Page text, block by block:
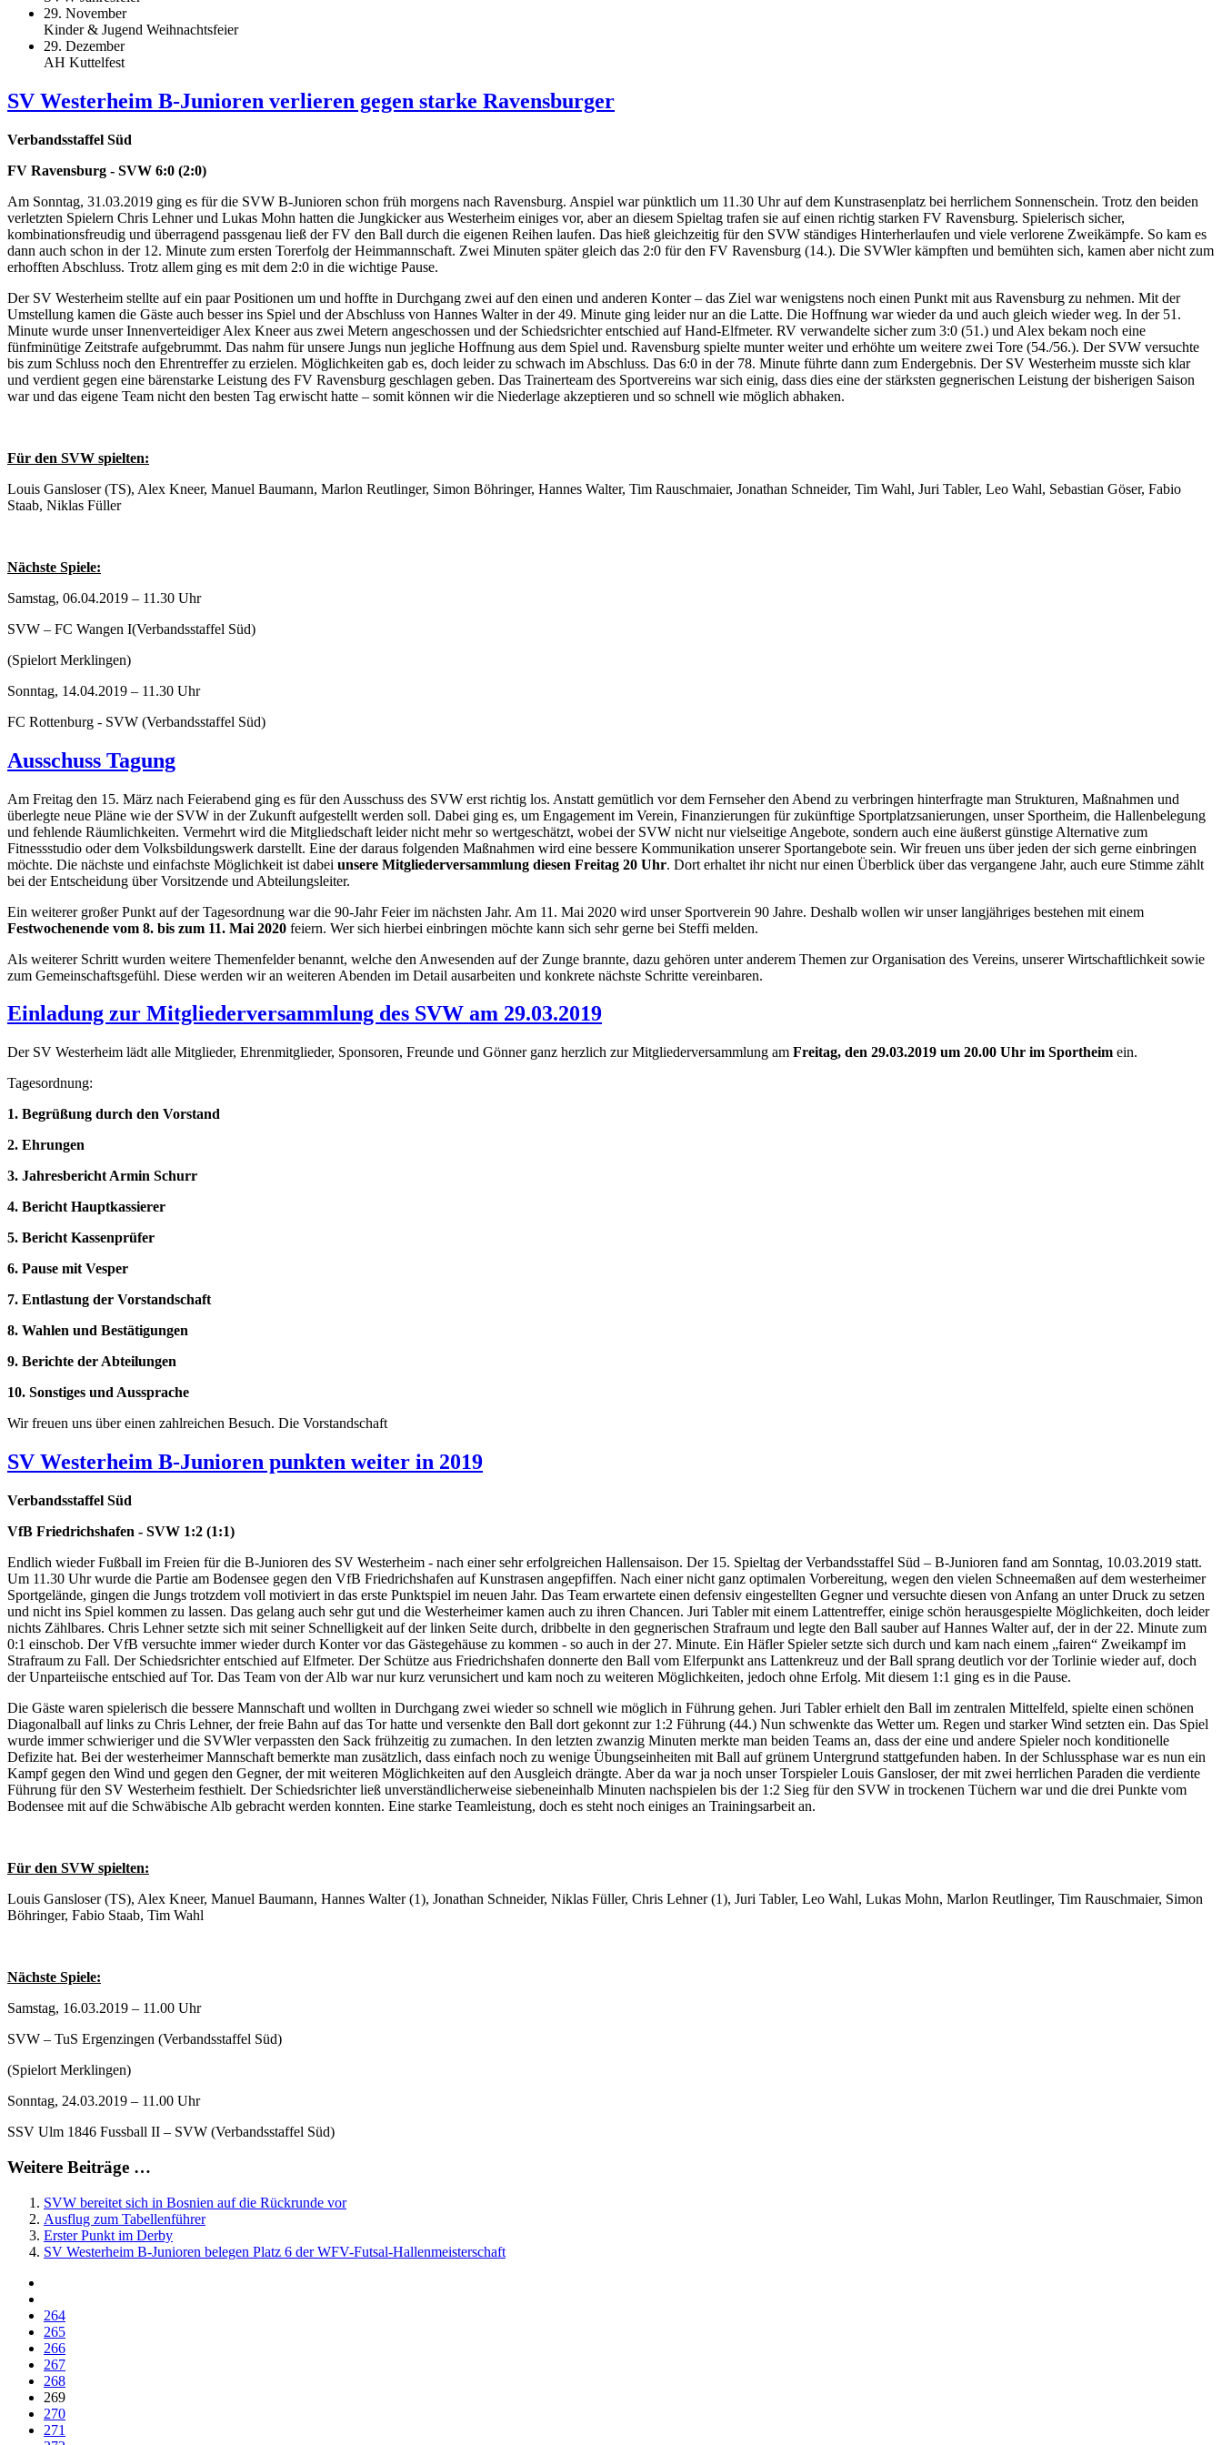
29. November
Kinder & Jugend Weihnachtsfeier
29. Dezember
AH Kuttelfest
SV Westerheim B-Junioren verlieren gegen starke Ravensburger
Verbandsstaffel Süd
FV Ravensburg - SVW 6:0 (2:0)
Am Sonntag, 31.03.2019 ging es für die SVW B-Junioren schon früh morgens nach Ravensburg. Anspiel war pünktlich um 11.30 Uhr auf dem Kunstrasenplatz bei herrlichem Sonnenschein. Trotz den beiden
verletzten Spielern Chris Lehner und Lukas Mohn hatten die Jungkicker aus Westerheim einiges vor, aber an diesem Spieltag trafen sie auf einen richtig starken FV Ravensburg. Spielerisch sicher,
kombinationsfreudig und überragend passgenau ließ der FV den Ball durch die eigenen Reihen laufen. Das hieß gleichzeitig für den SVW ständiges Hinterherlaufen und viele verlorene Zweikämpfe. So kam es
dann auch schon in der 12. Minute zum ersten Torerfolg der Heimmannschaft. Zwei Minuten später gleich das 2:0 für den FV Ravensburg (14.). Die SVWler kämpften und bemühten sich, kamen aber nicht zum
erhofften Abschluss. Trotz allem ging es mit dem 2:0 in die wichtige Pause.
Der SV Westerheim stellte auf ein paar Positionen um und hoffte in Durchgang zwei auf den einen und anderen Konter – das Ziel war wenigstens noch einen Punkt mit aus Ravensburg zu nehmen. Mit der
Umstellung kamen die Gäste auch besser ins Spiel und der Abschluss von Hannes Walter in der 49. Minute ging leider nur an die Latte. Die Hoffnung war wieder da und auch gleich wieder weg. In der 51.
Minute wurde unser Innenverteidiger Alex Kneer aus zwei Metern angeschossen und der Schiedsrichter entschied auf Hand-Elfmeter. RV verwandelte sicher zum 3:0 (51.) und Alex bekam noch eine
fünfminütige Zeitstrafe aufgebrummt. Das nahm für unsere Jungs nun jegliche Hoffnung aus dem Spiel und. Ravensburg spielte munter weiter und erhöhte um weitere zwei Tore (54./56.). Der SVW versuchte
bis zum Schluss noch den Ehrentreffer zu erzielen. Möglichkeiten gab es, doch leider zu schwach im Abschluss. Das 6:0 in der 78. Minute führte dann zum Endergebnis. Der SV Westerheim musste sich klar
und verdient gegen eine bärenstarke Leistung des FV Ravensburg geschlagen geben. Das Trainerteam des Sportvereins war sich einig, dass dies eine der stärksten gegnerischen Leistung der bisherigen Saison
war und das eigene Team nicht den besten Tag erwischt hatte – somit können wir die Niederlage akzeptieren und so schnell wie möglich abhaken.
Für den SVW spielten:
Louis Gansloser (TS), Alex Kneer, Manuel Baumann, Marlon Reutlinger, Simon Böhringer, Hannes Walter, Tim Rauschmaier, Jonathan Schneider, Tim Wahl, Juri Tabler, Leo Wahl, Sebastian Göser, Fabio
Staab, Niklas Füller
Nächste Spiele:
Samstag, 06.04.2019 – 11.30 Uhr
SVW – FC Wangen I(Verbandsstaffel Süd)
(Spielort Merklingen)
Sonntag, 14.04.2019 – 11.30 Uhr
FC Rottenburg - SVW (Verbandsstaffel Süd)
Ausschuss Tagung
Am Freitag den 15. März nach Feierabend ging es für den Ausschuss des SVW erst richtig los. Anstatt gemütlich vor dem Fernseher den Abend zu verbringen hinterfragte man Strukturen, Maßnahmen und
überlegte neue Pläne wie der SVW in der Zukunft aufgestellt werden soll. Dabei ging es, um Engagement im Verein, Finanzierungen für zukünftige Sportplatzsanierungen, unser Sportheim, die Hallenbelegung
und fehlende Räumlichkeiten. Vermehrt wird die Mitgliedschaft leider nicht mehr so wertgeschätzt, wobei der SVW nicht nur vielseitige Angebote, sondern auch eine äußerst günstige Alternative zum
Fitnessstudio oder dem Volksbildungswerk darstellt. Eine der daraus folgenden Maßnahmen wird eine bessere Kommunikation unserer Sportangebote sein. Wir freuen uns über jeden der sich gerne einbringen
möchte. Die nächste und einfachste Möglichkeit ist dabei unsere Mitgliederversammlung diesen Freitag 20 Uhr. Dort erhaltet ihr nicht nur einen Überblick über das vergangene Jahr, auch eure Stimme zählt
bei der Entscheidung über Vorsitzende und Abteilungsleiter.
Ein weiterer großer Punkt auf der Tagesordnung war die 90-Jahr Feier im nächsten Jahr. Am 11. Mai 2020 wird unser Sportverein 90 Jahre. Deshalb wollen wir unser langjähriges bestehen mit einem
Festwochenende vom 8. bis zum 11. Mai 2020 feiern. Wer sich hierbei einbringen möchte kann sich sehr gerne bei Steffi melden.
Als weiterer Schritt wurden weitere Themenfelder benannt, welche den Anwesenden auf der Zunge brannte, dazu gehören unter anderem Themen zur Organisation des Vereins, unserer Wirtschaftlichkeit sowie
zum Gemeinschaftsgefühl. Diese werden wir an weiteren Abenden im Detail ausarbeiten und konkrete nächste Schritte vereinbaren.
Einladung zur Mitgliederversammlung des SVW am 29.03.2019
Der SV Westerheim lädt alle Mitglieder, Ehrenmitglieder, Sponsoren, Freunde und Gönner ganz herzlich zur Mitgliederversammlung am Freitag, den 29.03.2019 um 20.00 Uhr im Sportheim ein.
Tagesordnung:
1. Begrüßung durch den Vorstand
2. Ehrungen
3. Jahresbericht Armin Schurr
4. Bericht Hauptkassierer
5. Bericht Kassenprüfer
6. Pause mit Vesper
7. Entlastung der Vorstandschaft
8. Wahlen und Bestätigungen
9. Berichte der Abteilungen
10. Sonstiges und Aussprache
Wir freuen uns über einen zahlreichen Besuch. Die Vorstandschaft
SV Westerheim B-Junioren punkten weiter in 2019
Verbandsstaffel Süd
VfB Friedrichshafen - SVW 1:2 (1:1)
Endlich wieder Fußball im Freien für die B-Junioren des SV Westerheim - nach einer sehr erfolgreichen Hallensaison. Der 15. Spieltag der Verbandsstaffel Süd – B-Junioren fand am Sonntag, 10.03.2019 statt.
Um 11.30 Uhr wurde die Partie am Bodensee gegen den VfB Friedrichshafen auf Kunstrasen angepfiffen. Nach einer nicht ganz optimalen Vorbereitung, wegen den vielen Schneemaßen auf dem westerheimer
Sportgelände, gingen die Jungs trotzdem voll motiviert in das erste Punktspiel im neuen Jahr. Das Team erwartete einen defensiv eingestellten Gegner und versuchte diesen von Anfang an unter Druck zu setzen
und nicht ins Spiel kommen zu lassen. Das gelang auch sehr gut und die Westerheimer kamen auch zu ihren Chancen. Juri Tabler mit einem Lattentreffer, einige schön herausgespielte Möglichkeiten, doch leider
nichts Zählbares. Chris Lehner setzte sich mit seiner Schnelligkeit auf der linken Seite durch, dribbelte in den gegnerischen Strafraum und legte den Ball sauber auf Hannes Walter auf, der in der 22. Minute zum
0:1 einschob. Der VfB versuchte immer wieder durch Konter vor das Gästegehäuse zu kommen - so auch in der 27. Minute. Ein Häfler Spieler setzte sich durch und kam nach einem „fairen“ Zweikampf im
Strafraum zu Fall. Der Schiedsrichter entschied auf Elfmeter. Der Schütze aus Friedrichshafen donnerte den Ball vom Elferpunkt ans Lattenkreuz und der Ball sprang deutlich vor der Torlinie wieder auf, doch
der Unparteiische entschied auf Tor. Das Team von der Alb war nur kurz verunsichert und kam noch zu weiteren Möglichkeiten, jedoch ohne Erfolg. Mit diesem 1:1 ging es in die Pause.
Die Gäste waren spielerisch die bessere Mannschaft und wollten in Durchgang zwei wieder so schnell wie möglich in Führung gehen. Juri Tabler erhielt den Ball im zentralen Mittelfeld, spielte einen schönen
Diagonalball auf links zu Chris Lehner, der freie Bahn auf das Tor hatte und versenkte den Ball dort gekonnt zur 1:2 Führung (44.) Nun schwenkte das Wetter um. Regen und starker Wind setzten ein. Das Spiel
wurde immer schwieriger und die SVWler verpassten den Sack frühzeitig zu zumachen. In den letzten zwanzig Minuten merkte man beiden Teams an, dass der eine und andere Spieler noch konditionelle
Defizite hat. Bei der westerheimer Mannschaft bemerkte man zusätzlich, dass einfach noch zu wenige Übungseinheiten mit Ball auf grünem Untergrund stattgefunden haben. In der Schlussphase war es nun ein
Kampf gegen den Wind und gegen den Gegner, der mit weiteren Möglichkeiten auf den Ausgleich drängte. Aber da war ja noch unser Torspieler Louis Gansloser, der mit zwei herrlichen Paraden die verdiente
Führung für den SV Westerheim festhielt. Der Schiedsrichter ließ unverständlicherweise siebeneinhalb Minuten nachspielen bis der 1:2 Sieg für den SVW in trockenen Tüchern war und die drei Punkte vom
Bodensee mit auf die Schwäbische Alb gebracht werden konnten. Eine starke Teamleistung, doch es steht noch einiges an Trainingsarbeit an.
Für den SVW spielten:
Louis Gansloser (TS), Alex Kneer, Manuel Baumann, Hannes Walter (1), Jonathan Schneider, Niklas Füller, Chris Lehner (1), Juri Tabler, Leo Wahl, Lukas Mohn, Marlon Reutlinger, Tim Rauschmaier, Simon
Böhringer, Fabio Staab, Tim Wahl
Nächste Spiele:
Samstag, 16.03.2019 – 11.00 Uhr
SVW – TuS Ergenzingen (Verbandsstaffel Süd)
(Spielort Merklingen)
Sonntag, 24.03.2019 – 11.00 Uhr
SSV Ulm 1846 Fussball II – SVW (Verbandsstaffel Süd)
Weitere Beiträge …
SVW bereitet sich in Bosnien auf die Rückrunde vor
Ausflug zum Tabellenführer
Erster Punkt im Derby
SV Westerheim B-Junioren belegen Platz 6 der WFV-Futsal-Hallenmeisterschaft
264
265
266
267
268
269
270
271